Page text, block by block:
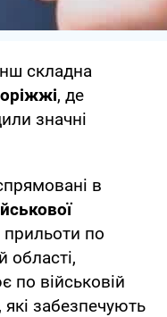
складна
, де
значні
в
прильоти по
області,
по військовій
які забезпечують